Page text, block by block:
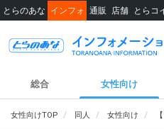
とらのあな インフォ 通販 店舗 とらコ
総合 女性向け
女性向けTOP 同人 女性向け